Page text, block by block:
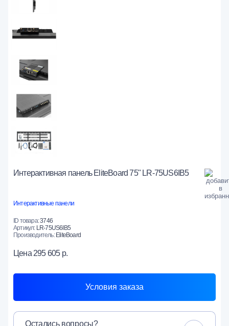
Интерактивная панель EliteBoard 75" LR-75US6IB5
Интерактивные панели
ID товара:3746
Артикул: LR-75US6IB5
Производитель: EliteBoard
Цена 295 605 р.
Условия заказа
Остались вопросы?